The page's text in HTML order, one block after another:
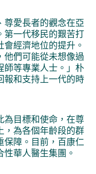
尊愛長者的觀念在亞
第一代移民的艱苦打
經濟地位的提升。
他們可能從未想像過
師等專業人士。」朴
報和支持上一代的時
為目標和使命，在尊
，為各個年齡段的群
保障。目前，百康仁
華人醫生集團。